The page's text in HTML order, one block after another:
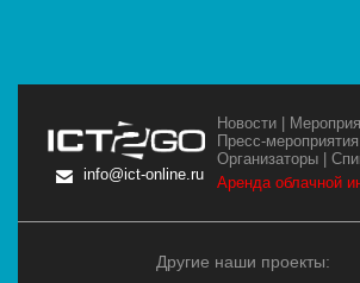
info@ict-online.ru
Новости |
Пресс-мероприятия
Организаторы |
Аренда облачной
Другие наши проекты: